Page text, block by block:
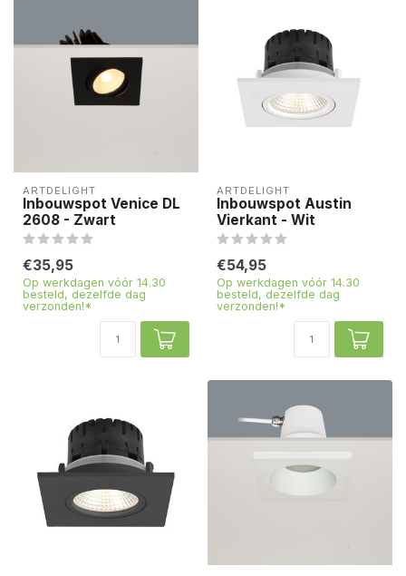
ARTDELIGHT
Inbouwspot Venice DL
2608 - Zwart
€35,95
Op werkdagen vóór 14.30
besteld, dezelfde dag
verzonden!*
ARTDELIGHT
Inbouwspot Austin
Vierkant - Wit
€54,95
Op werkdagen vóór 14.30
besteld, dezelfde dag
verzonden!*